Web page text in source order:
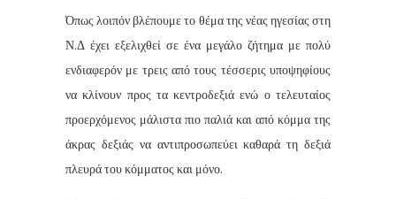
Όπως λοιπόν βλέπουμε το θέμα της νέας ηγεσίας στη
Ν.Δ έχει εξελιχθεί σε ένα μεγάλο ζήτημα με πολύ
ενδιαφερόν με τρεις από τους τέσσερις υποψηφίους
να κλίνουν προς τα κεντροδεξιά ενώ ο τελευταίος
προερχόμενος μάλιστα πιο παλιά και από κόμμα της
άκρας δεξιάς να αντιπροσωπεύει καθαρά τη δεξιά
πλευρά του κόμματος και μόνο.